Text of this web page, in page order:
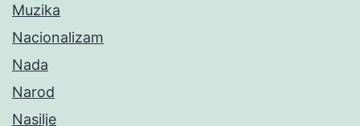
Muzika
Nacionalizam
Nada
Narod
Nasilje